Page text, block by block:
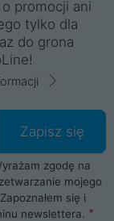
promocji ani
tylko dla
do grona
Zapisz się
zgodę na
mojego
się i
newslettera.